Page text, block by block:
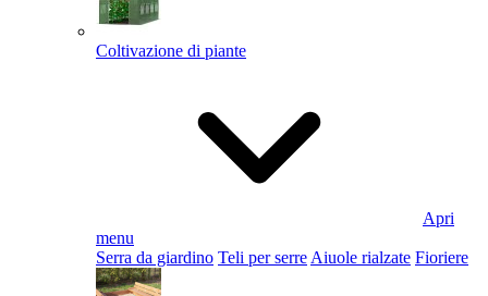
Coltivazione di piante
Apri
menu
Serra da giardino Teli per serre Aiuole rialzate Fioriere